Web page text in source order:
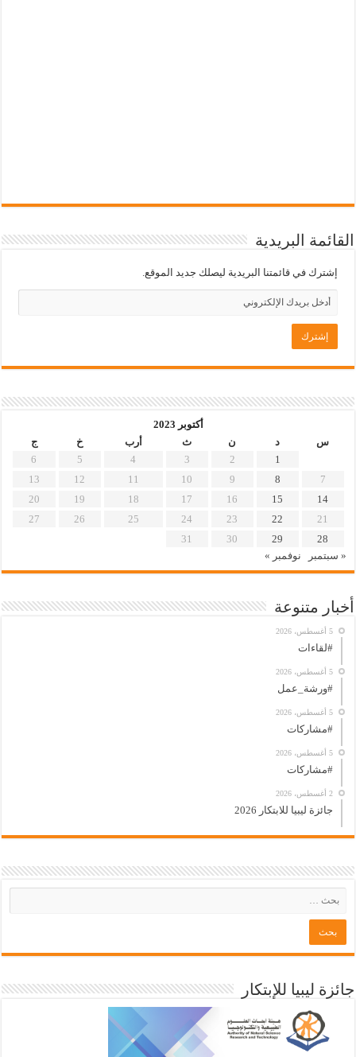
القائمة البريدية
إشترك في قائمتنا البريدية ليصلك جديد الموقع.
أكتوبر 2023
س
د ن ث أرب خ
ج
1
2
3
4
5
6
7
8
9
10
11
12
13
14
15
16
17
18
19
20
21
22
23
24
25
26
27
28
29
30
31
« سبتمبر
نوفمبر »
أخبار متنوعة
5 أغسطس، 2026
#لقاءات
5 أغسطس، 2026
#ورشة_عمل
5 أغسطس، 2026
#مشاركات
5 أغسطس، 2026
#مشاركات
2 أغسطس، 2026
جائزة ليبيا للابتكار 2026
جائزة ليبيا للإبتكار